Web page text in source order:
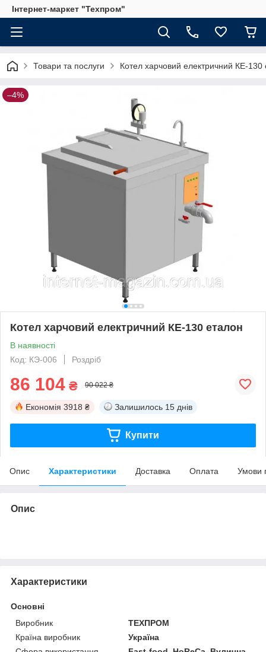
Інтернет-маркет "Техпром"
Товари та послуги Котел харчовий електричний КЕ-130
–4%
Котел харчовий електричний КЕ-130 еталон
В наявності
Код: КЭ-006
Роздріб
86 104 ₴ 90 022 ₴
Економія 3918 ₴ Залишилось 15 днів
Купити
Опис Характеристики Доставка Оплата Умови
Опис
Характеристики
Основні
Виробник
ТЕХПРОМ
Країна виробник
Україна